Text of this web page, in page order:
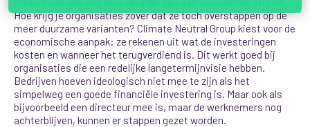
Hoe krijg je organisaties zover dat ze toch overstappen op de
meer duurzame varianten? Climate Neutral Group kiest voor de
economische aanpak: ze rekenen uit wat de investeringen
kosten en wanneer het terugverdiend is. Dit werkt goed bij
organisaties die een redelijke langetermijnvisie hebben.
Bedrijven hoeven ideologisch niet mee te zijn als het
simpelweg een goede financiële investering is. Maar ook als
bijvoorbeeld een directeur mee is, maar de werknemers nog
achterblijven, kunnen er stappen gezet worden.